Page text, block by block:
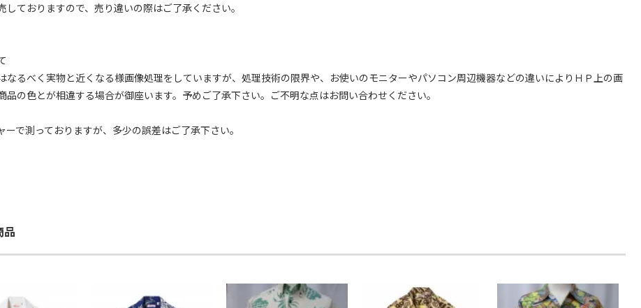
しておりますので、売り違いの際はご了承ください。
なるべく実物と近くなる様画像処理をしていますが、処理技術の限界や、お使いのモニターやパソコン周辺機器などの違いによりＨＰ上の画
品の色とが相違する場合が御座います。予めご了承下さい。ご不明な点はお問い合わせください。
ーで測っておりますが、多少の誤差はご了承下さい。
品